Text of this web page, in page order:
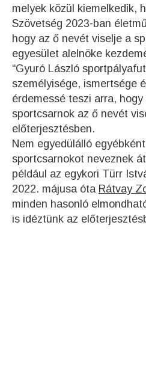
melyek közül kiemelkedik,
Szövetség 2023-ban
hogy az ő nevét viselje a
egyesület alelnöke
“Gyuró László
személyisége, ismertsége
érdemessé teszi arra,
sportcsarnok az ő nevét
előterjesztésben.
Nem egyedülálló
sportcsarnokot neveznek
például az egykori Türr
2022. májusa óta Rátvay
minden hasonló
is idéztünk az